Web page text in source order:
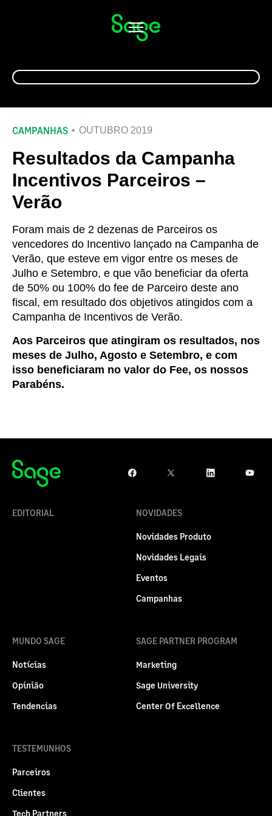
Alternar
navegação
CAMPANHAS OUTUBRO 2019
Resultados da Campanha
Incentivos Parceiros –
Verão
Foram mais de 2 dezenas de Parceiros os
vencedores do Incentivo lançado na Campanha de
Verão, que esteve em vigor entre os meses de
Julho e Setembro, e que vão beneficiar da oferta
de 50% ou 100% do fee de Parceiro deste ano
fiscal, em resultado dos objetivos atingidos com a
Campanha de Incentivos de Verão.
Aos Parceiros que atingiram os resultados, nos
meses de Julho, Agosto e Setembro, e com
isso beneficiaram no valor do Fee, os nossos
Parabéns.
EDITORIAL NOVIDADES
Novidades Produto
Novidades Legais
Eventos
Campanhas
MUNDO SAGE
Notícias
Opinião
Tendencias
SAGE PARTNER PROGRAM
Marketing
Sage University
Center Of Excellence
TESTEMUNHOS
Parceiros
Clientes
Tech Partners